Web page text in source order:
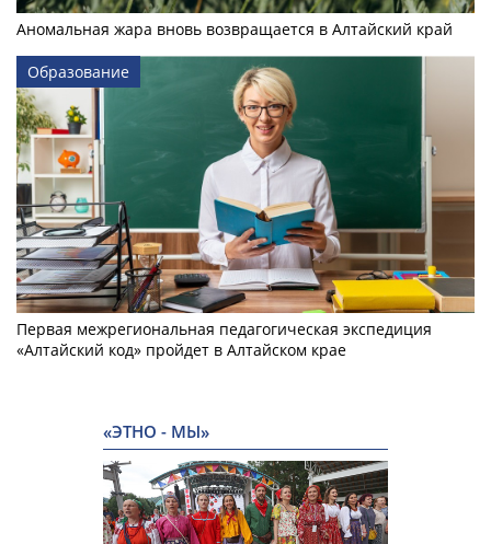
Аномальная жара вновь возвращается в Алтайский край
Образование
Первая межрегиональная педагогическая экспедиция
«Алтайский код» пройдет в Алтайском крае
«ЭТНО - МЫ»